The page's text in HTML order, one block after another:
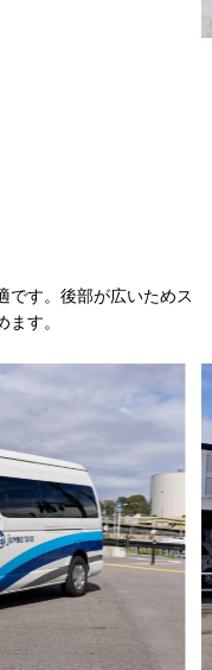
です。後部が広いためス
す。